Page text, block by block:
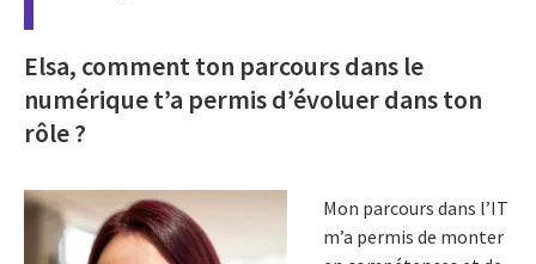
Elsa, comment ton parcours dans le
numérique t’a permis d’évoluer dans ton
rôle ?
Mon parcours dans l’IT
m’a permis de monter